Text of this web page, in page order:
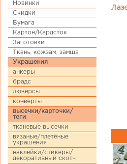
Новинки
Скидки
Бумага
Картон/Кардсток
Заготовки
Ткань, кожзам, замша
Украшения
анкеры
брадс
люверсы
конверты
высечки/карточки/
теги
тканевые высечки
вязаные/плетёные
украшения
наклейки/стикеры/
декоративный скотч